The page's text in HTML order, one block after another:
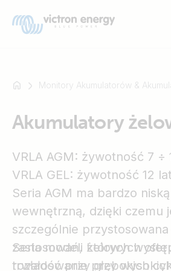
SmartSolar
Multiplus-
Orion
SmartShunt
Monitory Akumulatorów &
Akumulatory
VRLA AGM: żywotność 7 ÷
VRLA GEL: żywotność 12 lat
Seria AGM ma bardzo
wewnętrzną, dzięki czemu
szczególnie
zastosowań, których
rozładowanie przy
Seria modeli żelowych
trwałość przy głębokich